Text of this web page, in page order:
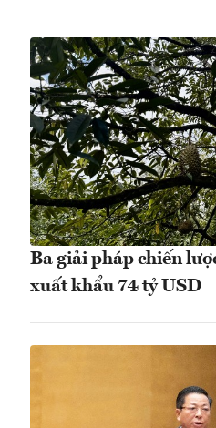
Ba giải pháp chiến
xuất khẩu 74 tỷ USD